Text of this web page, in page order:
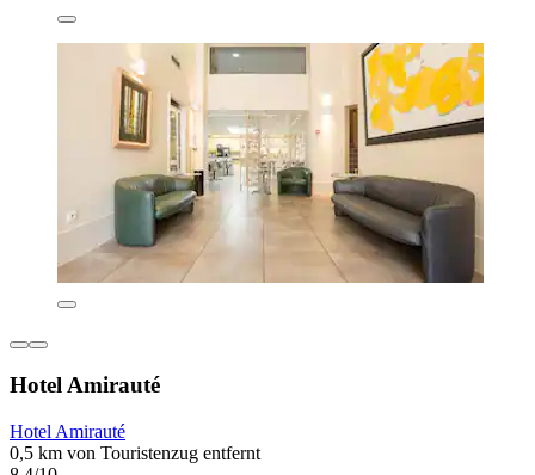
Hotel Amirauté
Hotel Amirauté
0,5 km von Touristenzug entfernt